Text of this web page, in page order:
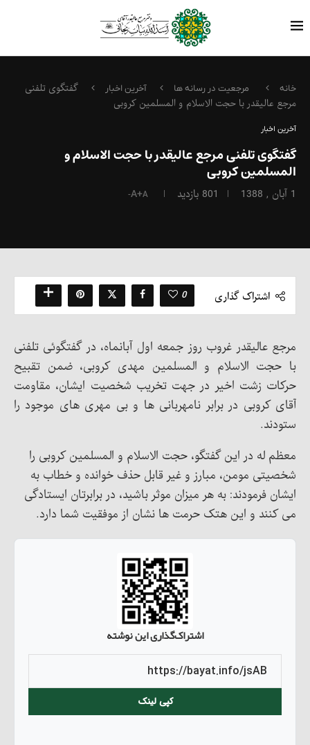
خانه مرجعیت در رسانه ها آخرین اخبار
گفتگوی تلفنی
مرجع عالیقدر با حجت الاسلام و المسلمین کروبی
آخرین اخبار
گفتگوی تلفنی مرجع عالیقدر با حجت الاسلام و
المسلمین کروبی
1 آبان , 1388 801 بازدید A+A-
اشتراک گذاری 0
مرجع عالیقدر غروب روز جمعه اول آبانماه، در گفتگوئی تلفنی
با حجت الاسلام و المسلمین مهدی کروبی، ضمن تقبیح
حرکات زشت اخیر در جهت تخریب شخصیت ایشان، مقاومت
آقای کروبی در برابر نامهربانی ها و بی مهری های موجود را
ستودند.
معظم له در این گفتگو، حجت الاسلام و المسلمین کروبی را
شخصیتی مومن، مبارز و غیر قابل حذف خوانده و خطاب به
ایشان فرمودند: به هر میزان موثر باشید، در برابرتان ایستادگی
می کنند و این هتک حرمت ها نشان از موفقیت شما دارد.
اشتراک‌گذاری این نوشته
کپی لینک